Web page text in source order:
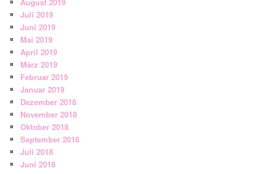
August 2019
Juli 2019
Juni 2019
Mai 2019
April 2019
März 2019
Februar 2019
Januar 2019
Dezember 2018
November 2018
Oktober 2018
September 2018
Juli 2018
Juni 2018